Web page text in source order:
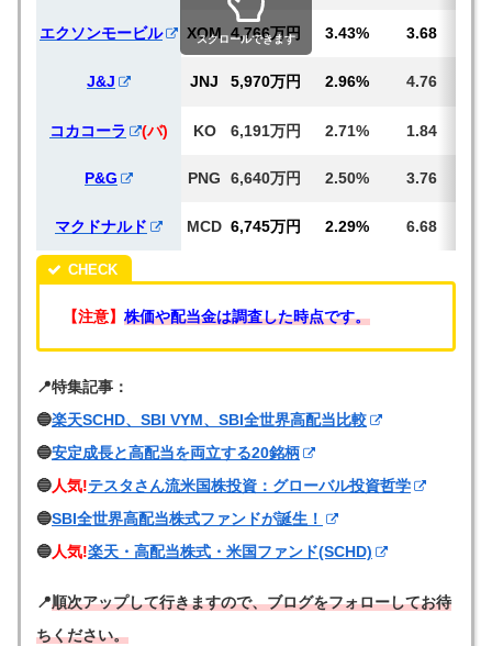
エクソンモービル XOM 4,766万円 3.43% 3.68
J&J JNJ 5,970万円 2.96% 4.76
コカコーラ (バ) KO 6,191万円 2.71% 1.84
P&G PNG 6,640万円 2.50% 3.76
マクドナルド MCD 6,745万円 2.29% 6.68
スクロールできます
【注意】 株価や配当金は調査した時点です。
📍特集記事：
🔵楽天SCHD、SBI VYM、SBI全世界高配当比較
🔵安定成長と高配当を両立する20銘柄
🔵人気!テスタさん流米国株投資：グローバル投資哲学
🔵SBI全世界高配当株式ファンドが誕生！
🔵人気!楽天・高配当株式・米国ファンド(SCHD)
📍順次アップして行きますので、ブログをフォローしてお待
ちください。